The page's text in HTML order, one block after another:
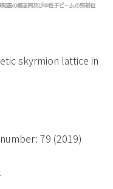
skyrmion lattice in
79 (2019)